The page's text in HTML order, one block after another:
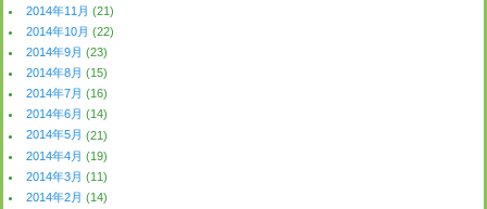
2014年11月 (21)
2014年10月 (22)
2014年9月 (23)
2014年8月 (15)
2014年7月 (16)
2014年6月 (14)
2014年5月 (21)
2014年4月 (19)
2014年3月 (11)
2014年2月 (14)